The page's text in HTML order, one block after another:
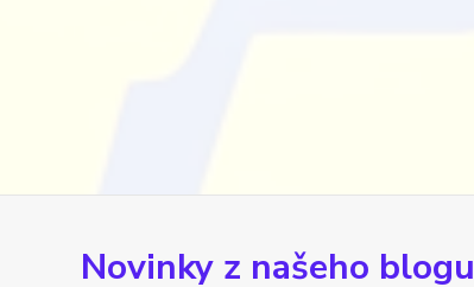
Novinky z našeho blogu